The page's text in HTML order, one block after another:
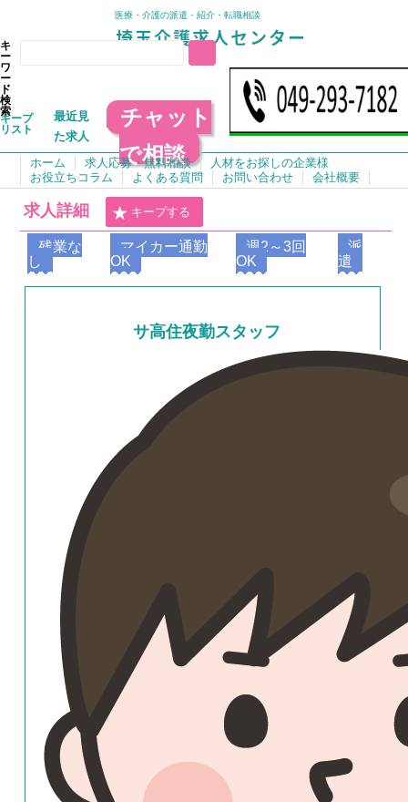
医療・介護の派遣・紹介・転職相談
キ
ー
ワ
ー
ド
検
索
キープ
リスト
最近見
た求人
チャット
で相談
ホーム 求人応募・無料相談
人材をお探しの企業様
お役立ちコラム
よくある質問 お問い合わせ 会社概要
求人詳細 キープする
残業な
し
マイカー通勤
OK
週2～3回
OK
派
遣
サ高住夜勤スタッフ